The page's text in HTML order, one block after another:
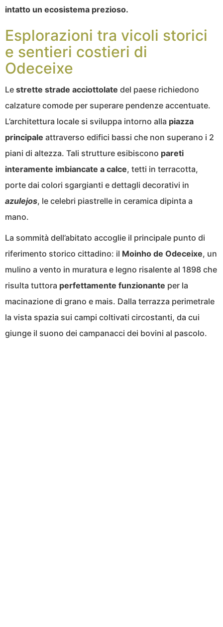
intatto un ecosistema prezioso.
Esplorazioni tra vicoli storici
e sentieri costieri di
Odeceixe
Le strette strade acciottolate del paese richiedono
calzature comode per superare pendenze accentuate.
L’architettura locale si sviluppa intorno alla piazza
principale attraverso edifici bassi che non superano i 2
piani di altezza. Tali strutture esibiscono pareti
interamente imbiancate a calce, tetti in terracotta,
porte dai colori sgargianti e dettagli decorativi in
azulejos, le celebri piastrelle in ceramica dipinta a
mano.
La sommità dell’abitato accoglie il principale punto di
riferimento storico cittadino: il Moinho de Odeceixe, un
mulino a vento in muratura e legno risalente al 1898 che
risulta tuttora perfettamente funzionante per la
macinazione di grano e mais. Dalla terrazza perimetrale
la vista spazia sui campi coltivati circostanti, da cui
giunge il suono dei campanacci dei bovini al pascolo.